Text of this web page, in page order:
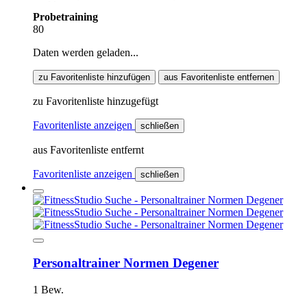
Probetraining
80
Daten werden geladen...
zu Favoritenliste hinzufügen aus Favoritenliste entfernen
zu Favoritenliste hinzugefügt
Favoritenliste anzeigen schließen
aus Favoritenliste entfernt
Favoritenliste anzeigen schließen
Personaltrainer Normen Degener
1 Bew.